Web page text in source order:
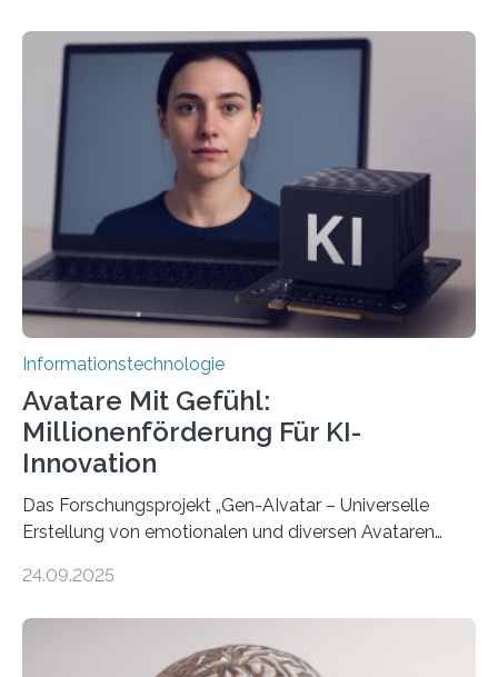
Informationstechnologie
Avatare Mit Gefühl:
Millionenförderung Für KI-
Innovation
Das Forschungsprojekt „Gen-AIvatar – Universelle
Erstellung von emotionalen und diversen Avataren
Förderung in Höhe von rund 2 Millionen Euro. Dabei
der MindPort GmbH eine neuartige, KI-gestützte
24.09.2025